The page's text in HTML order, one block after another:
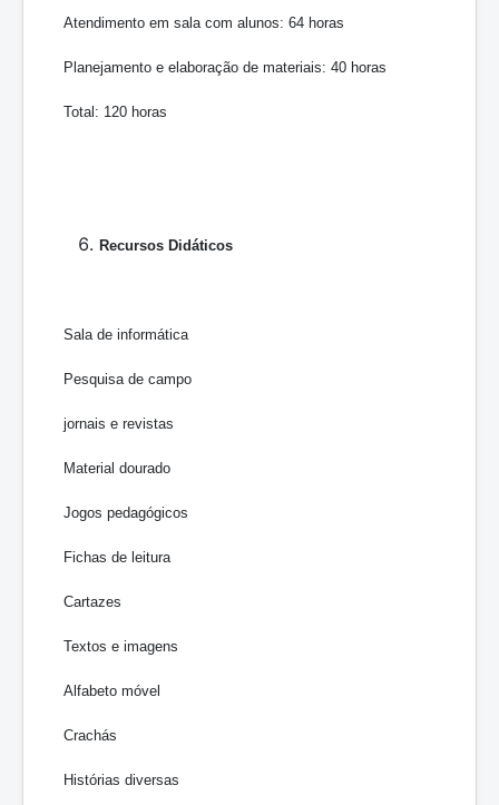
Atendimento em sala com alunos: 64 horas
Planejamento e elaboração de materiais: 40 horas
Total: 120 horas
Recursos Didáticos
Sala de informática
Pesquisa de campo
jornais e revistas
Material dourado
Jogos pedagógicos
Fichas de leitura
Cartazes
Textos e imagens
Alfabeto móvel
Crachás
Histórias diversas